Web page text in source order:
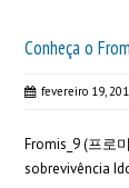
Conheça o
fevereiro 19,
Fromis_9 (프로
sobrevivência